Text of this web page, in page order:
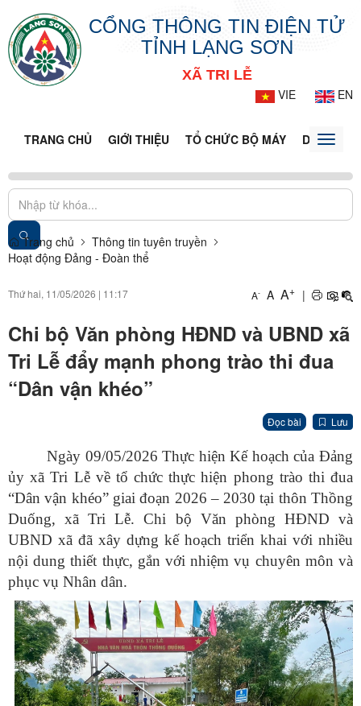
CỔNG THÔNG TIN ĐIỆN TỬ
TỈNH LẠNG SƠN
XÃ TRI LỄ
VIE
EN
TRANG CHỦ GIỚI THIỆU TỔ CHỨC BỘ MÁY DOANH
Toggle
Trang chủ
Thông tin tuyên truyền
Hoạt động Đảng - Đoàn thể
Thứ hai, 11/05/2026 | 11:17 A- A A+ |
Chi bộ Văn phòng HĐND và UBND xã
Tri Lễ đẩy mạnh phong trào thi đua
“Dân vận khéo”
Đọc bài Lưu
Ngày 09/05/2026 Thực hiện Kế hoạch của Đảng
ủy xã Tri Lễ về tổ chức thực hiện phong trào thi đua
“Dân vận khéo” giai đoạn 2026 – 2030 tại thôn Thồng
Duống, xã Tri Lễ. Chi bộ Văn phòng HĐND và
UBND xã đã xây dựng kế hoạch triển khai với nhiều
nội dung thiết thực, gắn với nhiệm vụ chuyên môn và
phục vụ Nhân dân.